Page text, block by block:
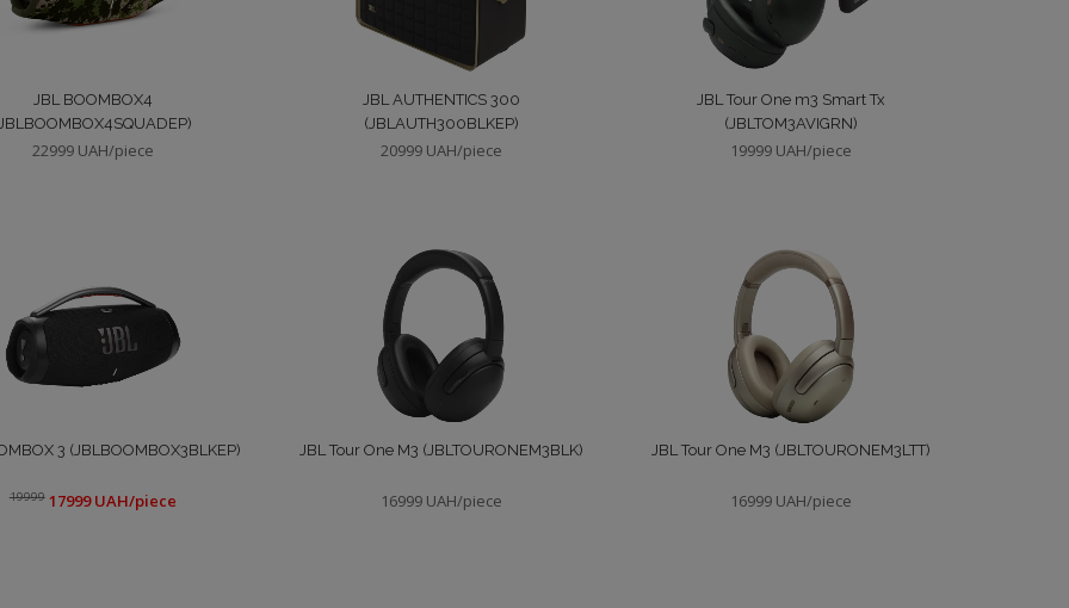
JBL BOOMBOX4
22999 UAH/piece
JBL AUTHENTICS 300
(JBLAUTH300BLKEP)
20999 UAH/piece
JBL Tour One m3 Smart Tx
(JBLTOM3AVIGRN)
19999 UAH/piece
3 (JBLBOOMBOX3BLKEP)
1999917999 UAH/piece
JBL Tour One M3 (JBLTOURONEM3BLK)
16999 UAH/piece
JBL Tour One M3 (JBLTOURONEM3LTT)
16999 UAH/piece